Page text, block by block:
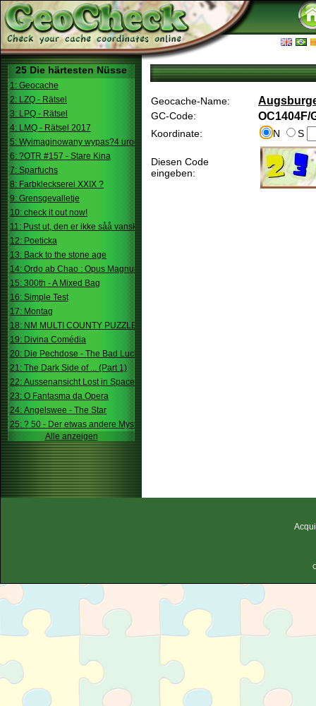
25 Die härtesten Nüsse
1: Geocache
2: LZQ - Rätsel
3: LPQ - Rätsel
4: LMQ - Rätsel 2017
5: Wyimaginowany wypas?4 urodziny
6: ?OTR #157 - Stare Kina
7: Sparfuchs
8: Farbkleckserei XXIX ?
9: Grensgevalletje
10: check it out now!
11: Pust ut, den er ikke såå vanskelig.
12: Poeticka
13: Back to the stone age
14: Ordo ab Chao : Opus Magnum
15: 300th - A Mixed Bag
16: Simple Test
17: Montag
18: NM MULTI COUNTY PUZZLE
19: Divina Comédia
20: Die Pechdose - The Bad Luck Box
21: The Dark Side of ... (Part 1)
22: Aussenansicht Lost in Space
23: O Fantasma da Opera
24: Angelswee - The Star
25: ? 50 - Der etwas andere Mystery
Alle anzeigen
Geocache-Name:
GC-Code: OC1404F/
Koordinate: N S
Diesen Code
eingeben: